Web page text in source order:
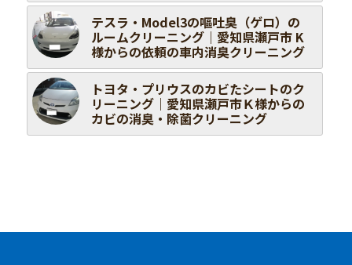
テスラ・Model3の嘔吐臭（ゲロ）の
ルームクリーニング｜愛知県瀬戸市 K
様からの依頼の車内消臭クリーニング
トヨタ・プリウスのカビたシートのク
リーニング｜愛知県瀬戸市Ｋ様からの
カビの消臭・除菌クリーニング